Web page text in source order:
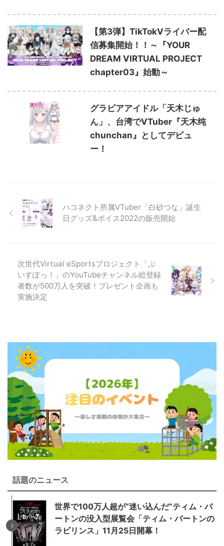
【第3弾】TikTokVライバー配
信募集開始！！～『YOUR
DREAM VIRTUAL PROJECT
chapter03』始動～
グラビアアイドル「天木じゅ
ん」、台湾でVTuber『天木纯
chunchan』としてデビュ
ー！
ハコネクト所属VTuber「白砂つな」誕生
日グッズ&ボイス2022の販売開始
次世代Virtual eSportsプロジェクト「ぶ
いすぽっ！」のYouTubeチャンネル総登録
者数が500万人を突破！プレゼント企画も
実施決定
話題のニュース
世界で100万人超が“迷い込んだ”ティム・バ
ートンの没入型展覧会「ティム・バートンの
ラビリンス」11月25日開幕！